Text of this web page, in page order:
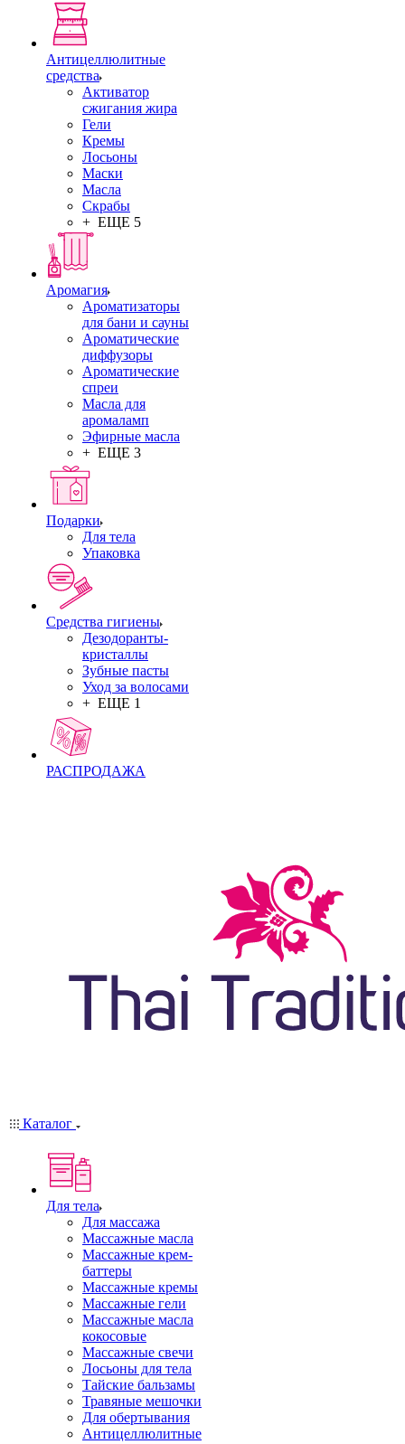
Антицеллюлитные
средства
Активатор
сжигания жира
Гели
Кремы
Лосьоны
Маски
Масла
Скрабы
+ ЕЩЕ 5
Аромагия
Ароматизаторы
для бани и сауны
Ароматические
диффузоры
Ароматические
спреи
Масла для
аромаламп
Эфирные масла
+ ЕЩЕ 3
Подарки
Для тела
Упаковка
Средства гигиены
Дезодоранты-
кристаллы
Зубные пасты
Уход за волосами
+ ЕЩЕ 1
РАСПРОДАЖА
Каталог
Для тела
Для массажа
Массажные масла
Массажные крем-
баттеры
Массажные кремы
Массажные гели
Массажные масла
кокосовые
Массажные свечи
Лосьоны для тела
Тайские бальзамы
Травяные мешочки
Для обертывания
Антицеллюлитные